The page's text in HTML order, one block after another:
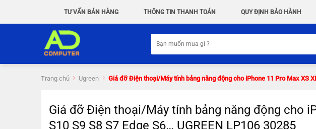
TƯ VẤN BÁN HÀNG THÔNG TIN THANH TOÁN QUY ĐỊNH BẢO HÀNH
kiếm:
Trang chủ Ugreen Giá đỡ Điện thoại/Máy tính bảng năng động cho iPhone 11 Pro Max XS
Giá đỡ Điện thoại/Máy tính bảng năng động cho
S10 S9 S8 S7 Edge S6… UGREEN LP106 30285